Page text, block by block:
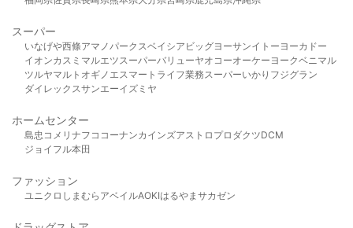
スーパー
いなげや西條アマノパークスベイシア ビッグヨーサンイトーヨーカドー
イオンカスミ マルエツスーパーバリューヤオコーオーケー ヨークベニマル
ツルヤマルト オギノ エスマート ライフ業務スーパーいかり フジグラン
ダイレックスサンエーイズミヤ
ホームセンター
島忠 コメリ ナフコ コーナンカインズアストロプロダクツDCM
ジョイフル本田
ファッション
ユニクロ しまむら アベイルAOKIはるやま サカゼン